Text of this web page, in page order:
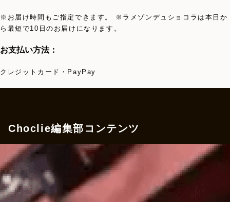
※お届け時間もご指定できます。 ※ラメゾンデュショコラは本日か
ら最短で10日のお届けになります。
お支払い方法：
クレジットカード・PayPay
Choclie編集部コンテンツ